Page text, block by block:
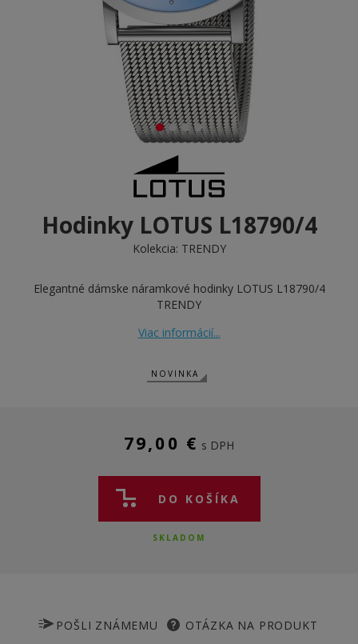
Hodinky LOTUS L18790/4
Kolekcia: TRENDY
Elegantné dámske náramkové hodinky LOTUS L18790/4
TRENDY
Viac informácií...
NOVINKA
79,00 € s DPH
DO KOŠÍKA
SKLADOM
POŠLI ZNÁMEMU OTÁZKA NA PRODUKT